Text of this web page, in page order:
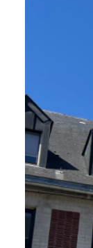
Qui
sommes-
nous
Blog